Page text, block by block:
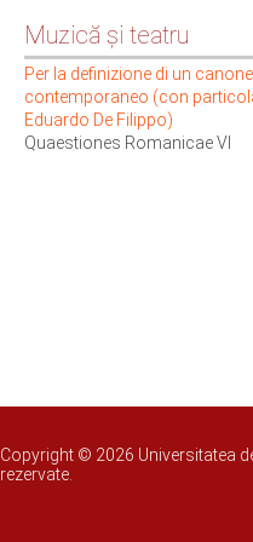
Muzică și teatru
Per la definizione di un
contemporaneo (con
Eduardo De Filippo)
Quaestiones Romanicae VI
Copyright © 2026 Universitatea
rezervate.